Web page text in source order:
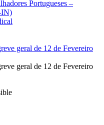
Portugueses –
IN)
geral de 12 de Fevereiro
geral de 12 de Fevereiro